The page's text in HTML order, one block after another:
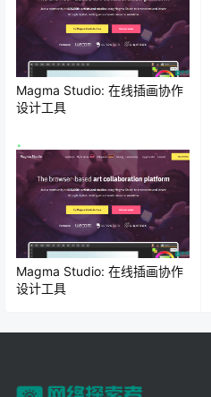
Magma Studio: 在线插画协作
设计工具
Magma Studio: 在线插画协作
设计工具